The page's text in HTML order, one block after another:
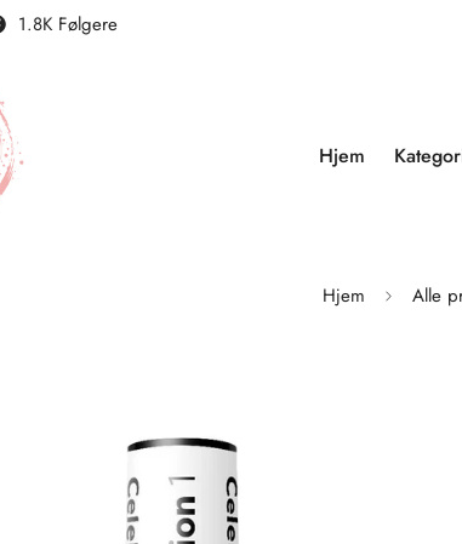
1.8K Følgere
Hjem
Hjem Alle